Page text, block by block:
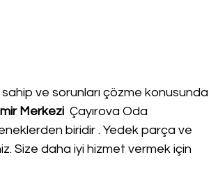
ve sorunları çözme konusunda
Merkezi Çayırova Oda
biridir . Yedek parça ve
Size daha iyi hizmet vermek için